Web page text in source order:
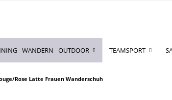
- WANDERN - OUTDOOR TEAMSPORT
Rose Latte Frauen Wanderschuh